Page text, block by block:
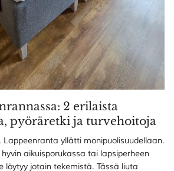
2 erilaista
pyöräretki ja turvehoitoja
yllätti monipuolisuudellaan.
aikuisporukassa tai lapsiperheen
löytyy jotain tekemistä. Tässä liuta